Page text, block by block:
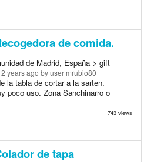
de comida.
de Madrid, España > gift
years ago by user mrubio80
la tabla de cortar a la sarten.
poco uso. Zona Sanchinarro o
743 views
de tapa